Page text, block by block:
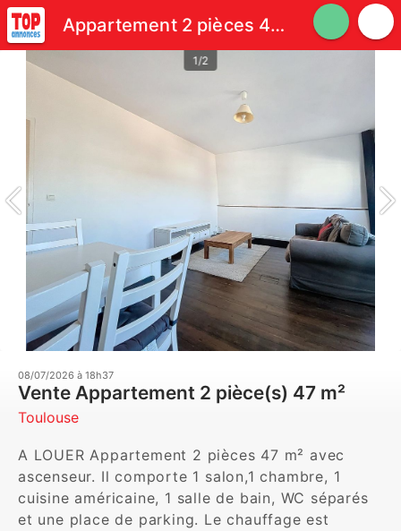
Appartement 2 pièces 47 m²
1/2
08/07/2026 à 18h37
Vente Appartement 2 pièce(s) 47 m²
Toulouse
A LOUER Appartement 2 pièces 47 m² avec
ascenseur. Il comporte 1 salon,1 chambre, 1
cuisine américaine, 1 salle de bain, WC séparés
et une place de parking. Le chauffage est